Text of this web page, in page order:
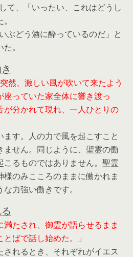
て、「いったい、これはどうし
ぶどう酒に酔っているのだ」と
。
然、激しい風が吹いて来たよう
っていた家全体に響き渡っ
が分かれて現れ、一人ひとりの
す。人の力で風を起こすこと
ません。同じように、聖霊の働
こるものではありません。聖霊
のみこころのままに働かれま
力強い働きです。
満たされ、御霊が語らせるまま
ばで話し始めた。」
れるとき、それぞれがイエス